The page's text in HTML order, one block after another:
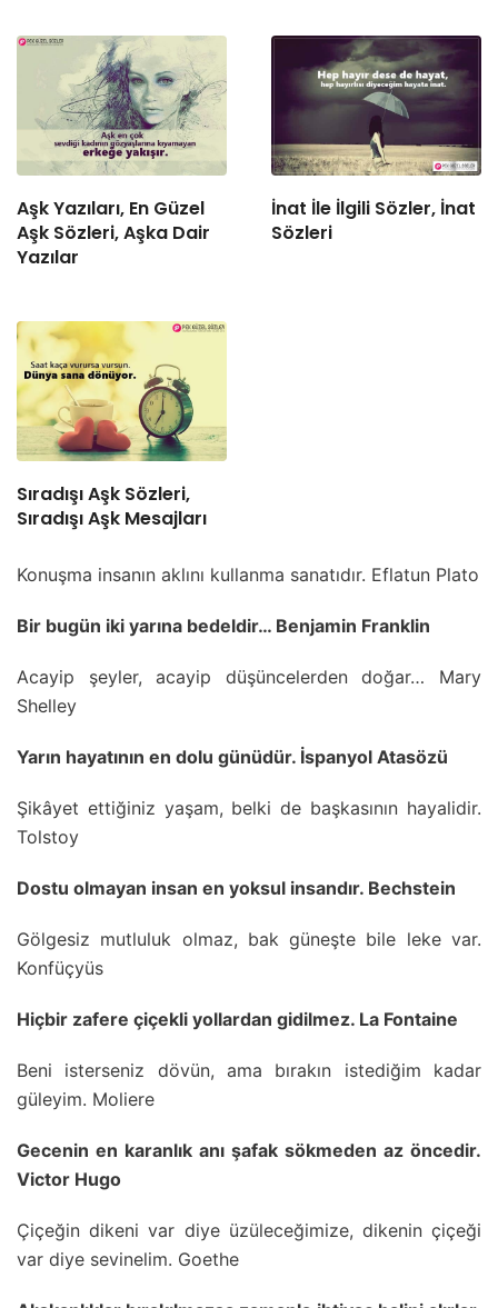
Aşk Yazıları, En Güzel
Aşk Sözleri, Aşka Dair
Yazılar
İnat İle İlgili Sözler, İnat
Sözleri
Sıradışı Aşk Sözleri,
Sıradışı Aşk Mesajları
Konuşma insanın aklını kullanma sanatıdır. Eflatun Plato
Bir bugün iki yarına bedeldir… Benjamin Franklin
Acayip şeyler, acayip düşüncelerden doğar… Mary
Shelley
Yarın hayatının en dolu günüdür. İspanyol Atasözü
Şikâyet ettiğiniz yaşam, belki de başkasının hayalidir.
Tolstoy
Dostu olmayan insan en yoksul insandır. Bechstein
Gölgesiz mutluluk olmaz, bak güneşte bile leke var.
Konfüçyüs
Hiçbir zafere çiçekli yollardan gidilmez. La Fontaine
Beni isterseniz dövün, ama bırakın istediğim kadar
güleyim. Moliere
Gecenin en karanlık anı şafak sökmeden az öncedir.
Victor Hugo
Çiçeğin dikeni var diye üzüleceğimize, dikenin çiçeği
var diye sevinelim. Goethe